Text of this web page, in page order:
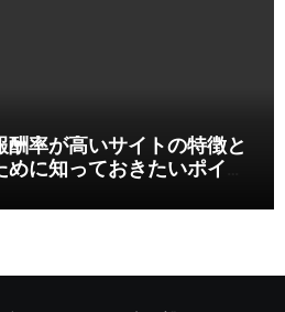
酬率が高いサイトの特徴と
に知っておきたいポイン